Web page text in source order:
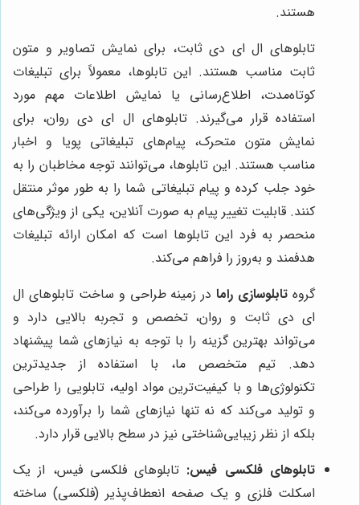
هستند.
تابلوهای ال ای دی ثابت، برای نمایش تصاویر و متون
ثابت مناسب هستند. این تابلوها، معمولاً برای تبلیغات
کوتاه‌مدت، اطلاع‌رسانی یا نمایش اطلاعات مهم مورد
استفاده قرار می‌گیرند. تابلوهای ال ای دی روان، برای
نمایش متون متحرک، پیام‌های تبلیغاتی پویا و اخبار
مناسب هستند. این تابلوها، می‌توانند توجه مخاطبان را به
خود جلب کرده و پیام تبلیغاتی شما را به طور موثر منتقل
کنند. قابلیت تغییر پیام به صورت آنلاین، یکی از ویژگی‌های
منحصر به فرد این تابلوها است که امکان ارائه تبلیغات
هدفمند و به‌روز را فراهم می‌کند.
گروه تابلوسازی رامادر زمینه طراحی و ساخت تابلوهای ال
ای دی ثابت و روان، تخصص و تجربه بالایی دارد و
می‌تواند بهترین گزینه را با توجه به نیازهای شما پیشنهاد
دهد. تیم متخصص ما، با استفاده از جدیدترین
تکنولوژی‌ها و با کیفیت‌ترین مواد اولیه، تابلویی را طراحی
و تولید می‌کند که نه تنها نیازهای شما را برآورده می‌کند،
بلکه از نظر زیبایی‌شناختی نیز در سطح بالایی قرار دارد.
تابلوهای فلکسی فیس: تابلوهای فلکسی فیس، از یک
اسکلت فلزی و یک صفحه انعطاف‌پذیر (فلکسی) ساخته